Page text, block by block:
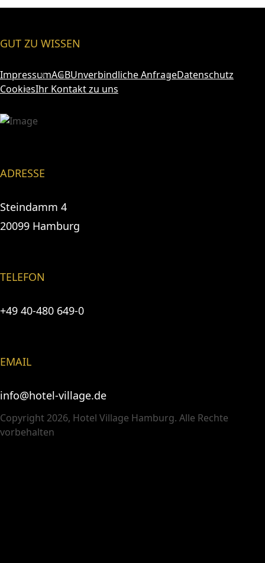
GUT ZU WISSEN
ImpressumAGBUnverbindliche AnfrageDatenschutz
CookiesIhr Kontakt zu uns
ADRESSE
Steindamm 4
20099 Hamburg
TELEFON
+49 40-480 649-0
EMAIL
info@hotel-village.de
Copyright 2026, Hotel Village Hamburg. Alle Rechte
vorbehalten